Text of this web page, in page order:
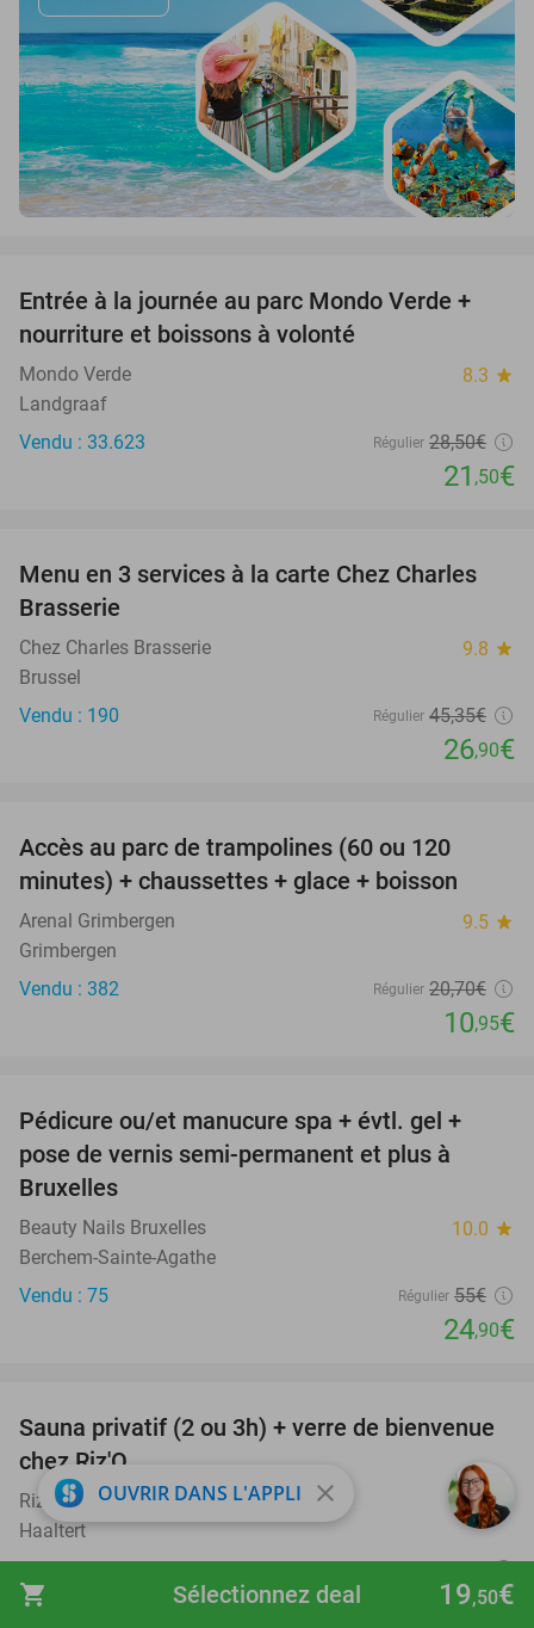
shopping_cart 19,50€
Sélectionnez deal
25%
Entrée à la journée au parc Mondo Verde +
nourriture et boissons à volonté
Mondo Verde 8.3 star
Landgraaf
Vendu : 33.623
Régulier 28,50€
21 ,50€
41%
Menu en 3 services à la carte Chez Charles
Brasserie
Chez Charles Brasserie 9.8 star
Brussel
Vendu : 190
Régulier 45,35€
26,90€
Accès au parc de trampolines (60 ou 120
minutes) + chaussettes + glace + boisson
Arenal Grimbergen 9.5 star
Grimbergen
Vendu : 382
Régulier 20,70€
10,95€
55%
Pédicure ou/et manucure spa + évtl. gel +
pose de vernis semi-permanent et plus à
Bruxelles
Beauty Nails Bruxelles 10.0 star
Berchem-Sainte-Agathe
Vendu : 75
Régulier 55€
24,90€
38%
Sauna privatif (2 ou 3h) + verre de bienvenue
chez Riz'O
Riz´O 8.7star
Haaltert
99€
OUVRIR DANS L'APPLI close